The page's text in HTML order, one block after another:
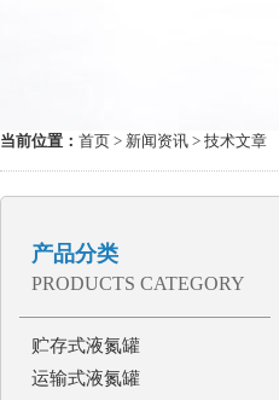
当前位置： 首页 > 新闻资讯 > 技术文章
产品分类
PRODUCTS CATEGORY
贮存式液氮罐
运输式液氮罐